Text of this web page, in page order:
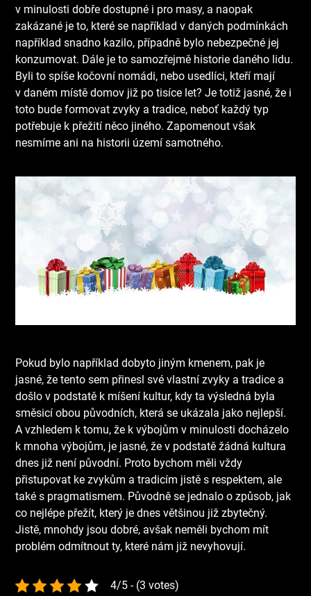
v minulosti dobře dostupné i pro masy, a naopak
zakázané je to, které se například v daných podmínkách
například snadno kazilo, případně bylo nebezpečné jej
konzumovat. Dále je to samozřejmě historie daného lidu.
Byli to spíše kočovní nomádi, nebo usedlíci, kteří mají
v daném místě domov již po tisíce let? Je totiž jasné, že i
toto bude formovat zvyky a tradice, neboť každý typ
potřebuje k přežití něco jiného. Zapomenout však
nesmíme ani na historii území samotného.
Pokud bylo například dobyto jiným kmenem, pak je
jasné, že tento sem přinesl své vlastní zvyky a tradice a
došlo v podstatě k míšení kultur, kdy ta výsledná byla
směsicí obou původních, která se ukázala jako nejlepší.
A vzhledem k tomu, že k výbojům v minulosti docházelo
k mnoha výbojům, je jasné, že v podstatě žádná kultura
dnes již není původní. Proto bychom měli vždy
přistupovat ke zvykům a tradicím jistě s respektem, ale
také s pragmatismem. Původně se jednalo o způsob, jak
co nejlépe přežít, který je dnes většinou již zbytečný.
Jistě, mnohdy jsou dobré, avšak neměli bychom mít
problém odmítnout ty, které nám již nevyhovují.
4/5 - (3 votes)